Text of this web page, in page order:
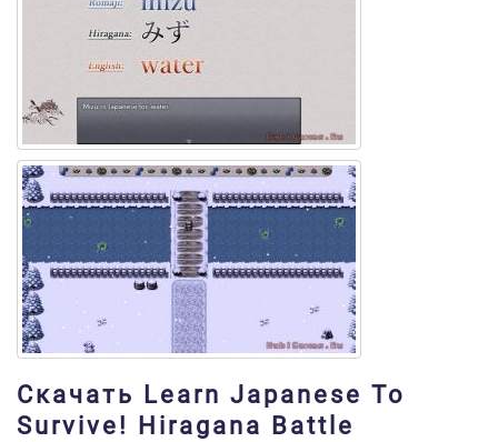
Скачать Learn Japanese To
Survive! Hiragana Battle